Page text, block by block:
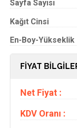
Sayfa Sayısı
Kağıt Cinsi
En-Boy-Yükseklik
FİYAT
Net Fiyat :
KDV Oranı :